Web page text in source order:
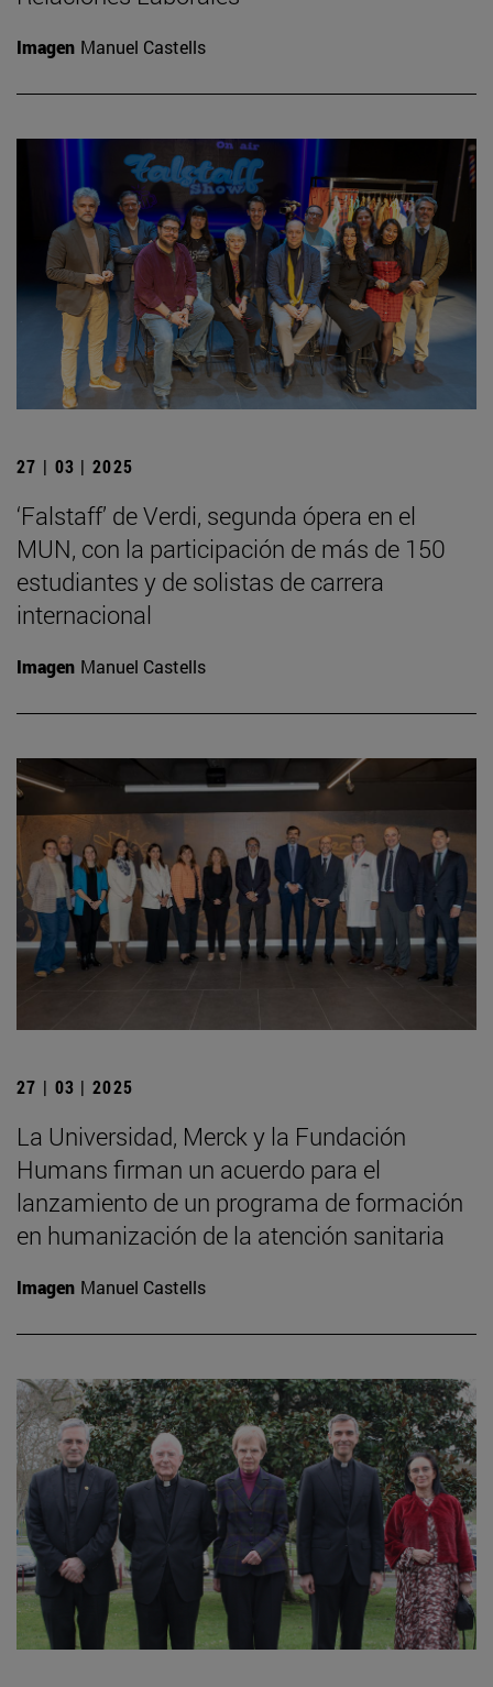
Imagen Manuel Castells
27 | 03 | 2025
‘Falstaff’ de Verdi, segunda ópera en el
MUN, con la participación de más de 150
estudiantes y de solistas de carrera
internacional
Imagen Manuel Castells
27 | 03 | 2025
La Universidad, Merck y la Fundación
Humans firman un acuerdo para el
lanzamiento de un programa de formación
en humanización de la atención sanitaria
Imagen Manuel Castells